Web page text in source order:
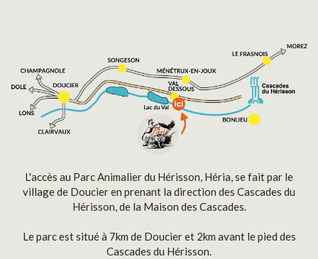
L'accès au Parc Animalier du Hérisson, Héria, se fait par le
village de Doucier en prenant la direction des Cascades du
Hérisson, de la Maison des Cascades.
Le parc est situé à 7km de Doucier et 2km avant le pied des
Cascades du Hérisson.